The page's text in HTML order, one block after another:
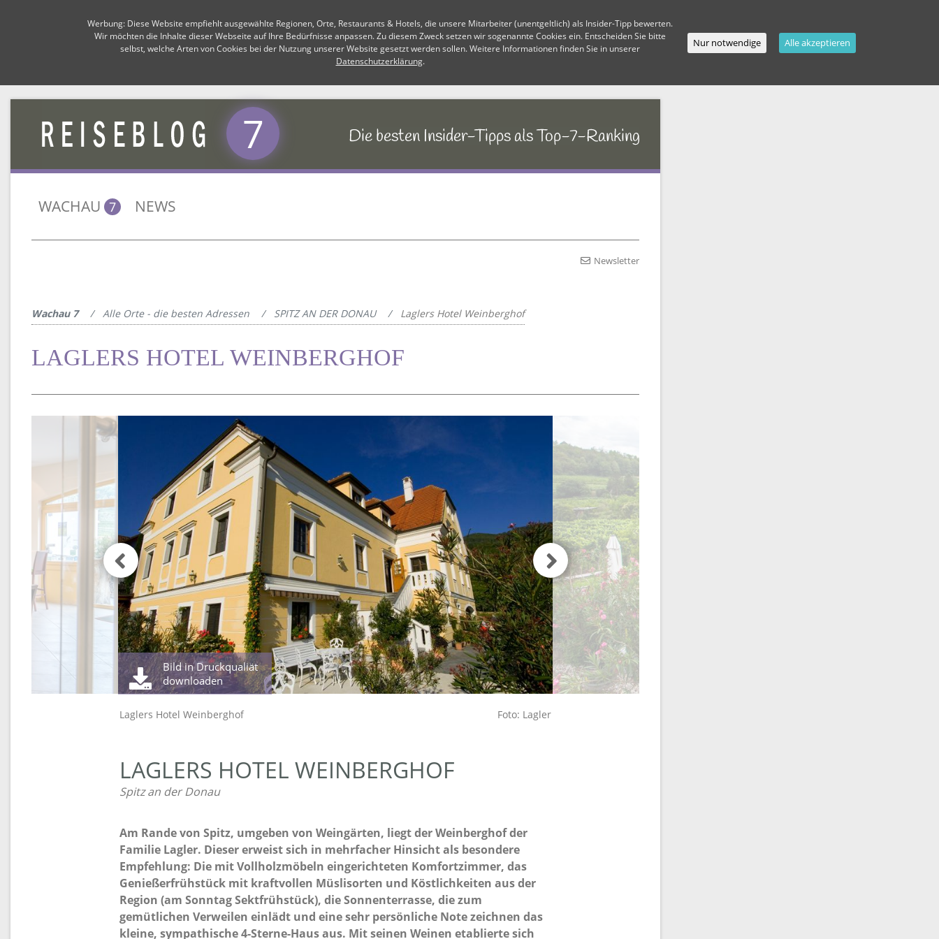
7
WACHAU 7 NEWS
Newsletter
Wachau 7 Alle Orte - die besten Adressen SPITZ AN DER DONAU Laglers Hotel Weinberghof
LAGLERS HOTEL WEINBERGHOF
Bild in Druckqualiät
downloaden
Laglers Hotel Weinberghof Foto: Lagler
LAGLERS HOTEL WEINBERGHOF
Spitz an der Donau
Am Rande von Spitz, umgeben von Weingärten, liegt der Weinberghof der
Familie Lagler. Dieser erweist sich in mehrfacher Hinsicht als besondere
Empfehlung: Die mit Vollholzmöbeln eingerichteten Komfortzimmer, das
Genießerfrühstück mit kraftvollen Müslisorten und Köstlichkeiten aus der
Region (am Sonntag Sektfrühstück), die Sonnenterrasse, die zum
gemütlichen Verweilen einlädt und eine sehr persönliche Note zeichnen das
kleine, sympathische 4-Sterne-Haus aus. Mit seinen Weinen etablierte sich
Werbung: Diese Website empfiehlt ausgewählte Regionen, Orte, Restaurants & Hotels, die unsere Mitarbeiter (unentgeltlich) als Insider-Tipp bewerten.
Wir möchten die Inhalte dieser Webseite auf Ihre Bedürfnisse anpassen. Zu diesem Zweck setzen wir sogenannte Cookies ein. Entscheiden Sie bitte
selbst, welche Arten von Cookies bei der Nutzung unserer Website gesetzt werden sollen. Weitere Informationen finden Sie in unserer
Datenschutzerklärung.
Nur notwendige Alle akzeptieren